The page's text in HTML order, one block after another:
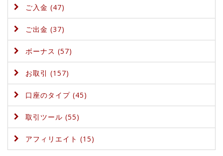
ご入金 (47)
ご出金 (37)
ボーナス (57)
お取引 (157)
口座のタイプ (45)
取引ツール (55)
アフィリエイト (15)